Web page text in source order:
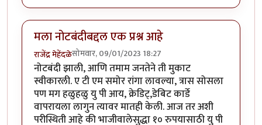
मला नोटबंदीबद्दल एक प्रश्न आहे
राजेंद्र मेहेंदळेसोमवार, 09/01/2023 18:27
नोटबंदी झाली, आणि तमाम जनतेने ती मुकाट
स्वीकारली. ए टी एम समोर रांगा लावल्या, त्रास सोसला
पण मग हळुहळु यु पी आय, क्रेडिट्,डेबिट कार्डे
वापरायला लागुन त्यावर मातही केली. आज तर अशी
परीस्थिती आहे की भाजीवालेसुद्धा १० रुपयासाठी यु पी